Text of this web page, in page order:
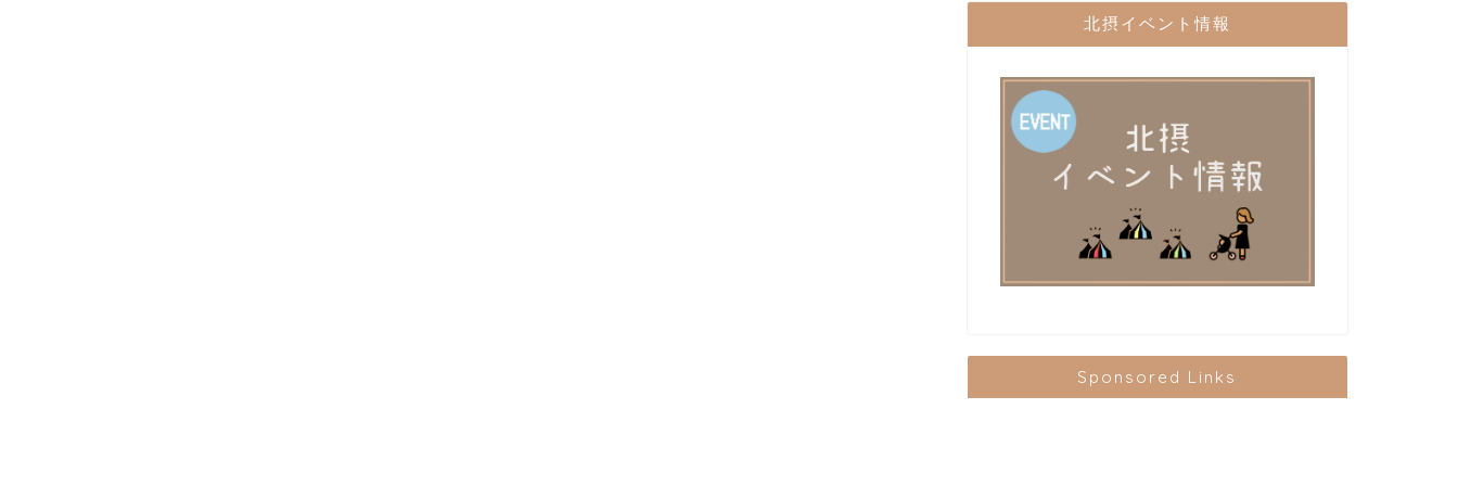
北摂イベント情報
Sponsored Links